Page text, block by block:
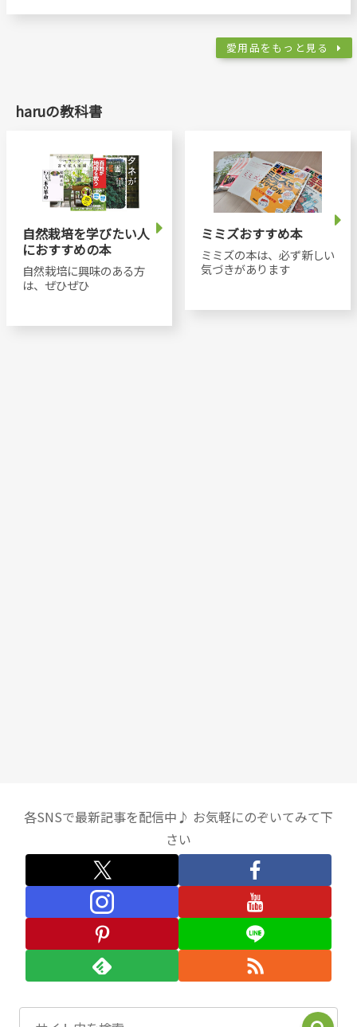
愛用品をもっと見る
haruの教科書
自然栽培を学びたい人
におすすめの本
自然栽培に興味のある方
は、ぜひぜひ
ミミズおすすめ本
ミミズの本は、必ず新しい
気づきがあります
各SNSで最新記事を配信中♪ お気軽にのぞいてみて下
さい